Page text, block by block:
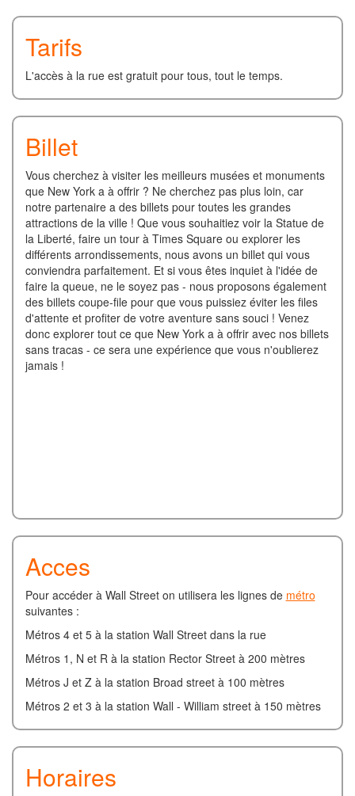
Tarifs
L'accès à la rue est gratuit pour tous, tout le temps.
Billet
Vous cherchez à visiter les meilleurs musées et monuments
que New York a à offrir ? Ne cherchez pas plus loin, car
notre partenaire a des billets pour toutes les grandes
attractions de la ville ! Que vous souhaitiez voir la Statue de
la Liberté, faire un tour à Times Square ou explorer les
différents arrondissements, nous avons un billet qui vous
conviendra parfaitement. Et si vous êtes inquiet à l'idée de
faire la queue, ne le soyez pas - nous proposons également
des billets coupe-file pour que vous puissiez éviter les files
d'attente et profiter de votre aventure sans souci ! Venez
donc explorer tout ce que New York a à offrir avec nos billets
sans tracas - ce sera une expérience que vous n'oublierez
jamais !
Acces
Pour accéder à Wall Street on utilisera les lignes de métro
suivantes :
Métros 4 et 5 à la station Wall Street dans la rue
Métros 1, N et R à la station Rector Street à 200 mètres
Métros J et Z à la station Broad street à 100 mètres
Métros 2 et 3 à la station Wall - William street à 150 mètres
Horaires